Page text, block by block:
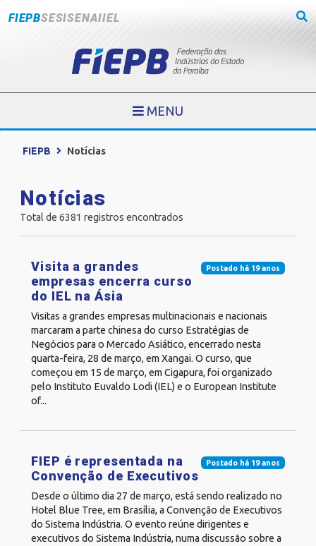
FIEPBSESISENAIIEL
MENU
FIEPB Notícias
Notícias
Total de 6381 registros encontrados
Postado há 19 anos
Visita a grandes
empresas encerra curso
do IEL na Ásia
Visitas a grandes empresas multinacionais e nacionais
marcaram a parte chinesa do curso Estratégias de
Negócios para o Mercado Asiático, encerrado nesta
quarta-feira, 28 de março, em Xangai. O curso, que
começou em 15 de março, em Cigapura, foi organizado
pelo Instituto Euvaldo Lodi (IEL) e o European Institute
of...
Postado há 19 anos
FIEP é representada na
Convenção de Executivos
Desde o último dia 27 de março, está sendo realizado no
Hotel Blue Tree, em Brasília, a Convenção de Executivos
do Sistema Indústria. O evento reúne dirigentes e
executivos do Sistema Indústria, numa discussão sobre a